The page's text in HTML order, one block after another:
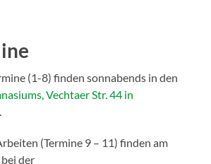
(1-8) finden sonnabends in den
Vechtaer Str. 44 in
(Termine 9 – 11) finden am
der